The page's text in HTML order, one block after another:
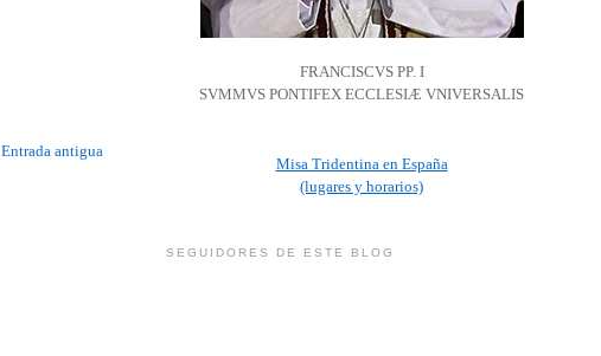
Entrada antigua
FRANCISCVS PP. I
SVMMVS PONTIFEX ECCLESIÆ VNIVERSALIS
Misa Tridentina en España
(lugares y horarios)
SEGUIDORES DE ESTE BLOG